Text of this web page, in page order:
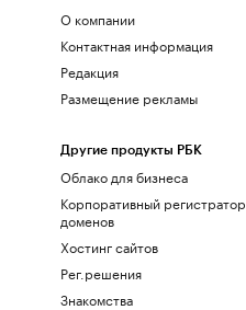
О компании
Контактная информация
Редакция
Размещение рекламы
Другие продукты РБК
Облако для бизнеса
Корпоративный регистратор
доменов
Хостинг сайтов
Рег.решения
Знакомства